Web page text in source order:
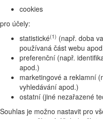
cookies
pro účely:
statistické(1) (např. doba
používaná část webu
preferenční (např.
apod.)
marketingové a reklamní
vyhledávání apod.)
ostatní (jiné nezařazené
Souhlas je možno nastavit pro